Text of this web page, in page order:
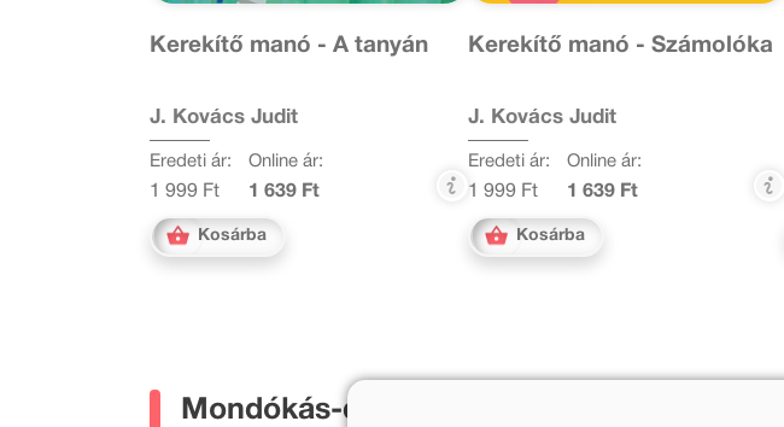
Kerekítő manó - A tanyán
J. Kovács Judit
Eredeti ár:
1 999 Ft
Online ár:
1 639 Ft
Kosárba
Kerekítő manó - Számolóka
J. Kovács Judit
Eredeti ár:
1 999 Ft
Online ár:
1 639 Ft
Kosárba
Mondókás-dalos könyvek